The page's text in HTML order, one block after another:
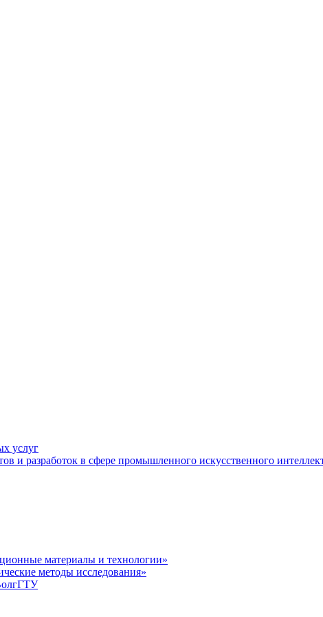
услуг
и разработок в сфере промышленного искусственного
материалы и технологии»
методы исследования»